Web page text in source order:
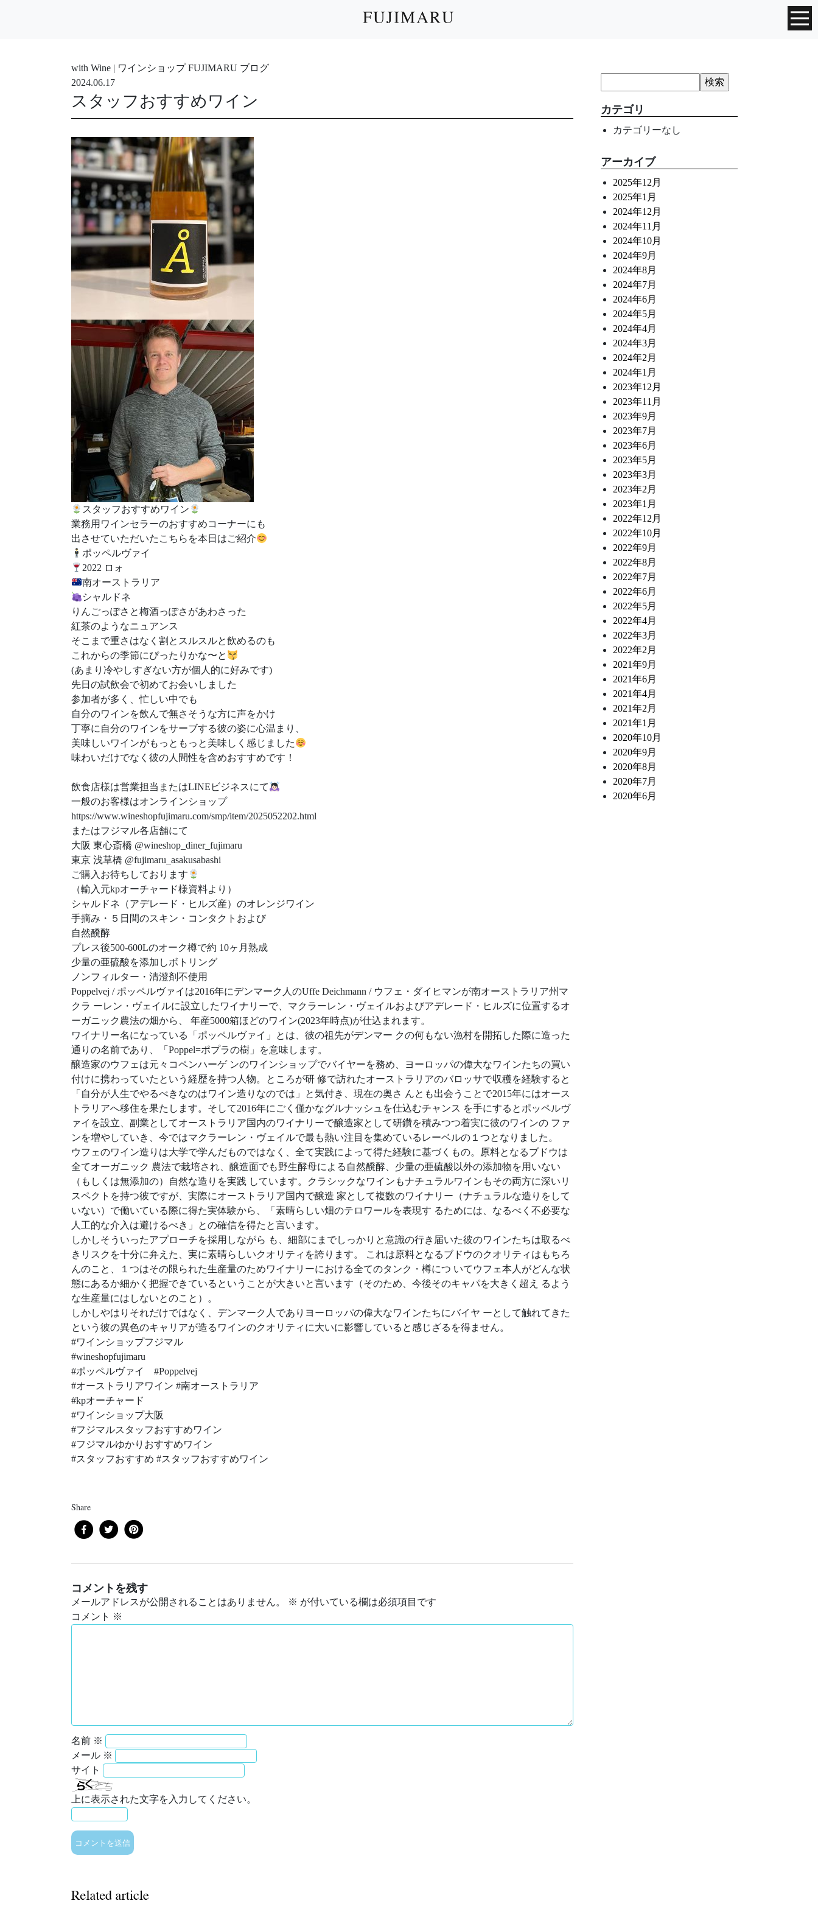
with Wine | ワインショップ FUJIMARU ブログ
2024.06.17
スタッフおすすめワイン
スタッフおすすめワイン
業務用ワインセラーのおすすめコーナーにも
出させていただいたこちらを本日はご紹介
ポッペルヴァイ
2022 ロォ
南オーストラリア
シャルドネ
りんごっぽさと梅酒っぽさがあわさった
紅茶のようなニュアンス
そこまで重さはなく割とスルスルと飲めるのも
これからの季節にぴったりかな〜と
(あまり冷やしすぎない方が個人的に好みです)
先日の試飲会で初めてお会いしました
参加者が多く、忙しい中でも
自分のワインを飲んで無さそうな方に声をかけ
丁寧に自分のワインをサーブする彼の姿に心温まり、
美味しいワインがもっともっと美味しく感じました
味わいだけでなく彼の人間性を含めおすすめです！
飲食店様は営業担当またはLINEビジネスにて
一般のお客様はオンラインショップ
https://www.wineshopfujimaru.com/smp/item/2025052202.html
またはフジマル各店舗にて
大阪 東心斎橋 @wineshop_diner_fujimaru
東京 浅草橋 @fujimaru_asakusabashi
ご購入お待ちしております
（輸入元kpオーチャード様資料より）
シャルドネ（アデレード・ヒルズ産）のオレンジワイン
手摘み・５日間のスキン・コンタクトおよび
自然醗酵
プレス後500-600Lのオーク樽で約 10ヶ月熟成
少量の亜硫酸を添加しボトリング
ノンフィルター・清澄剤不使用
Poppelvej / ポッペルヴァイは2016年にデンマーク人のUffe Deichmann / ウフェ・ダイヒマンが南オーストラリア州マ
クラ ーレン・ヴェイルに設立したワイナリーで、マクラーレン・ヴェイルおよびアデレード・ヒルズに位置するオ
ーガニック農法の畑から、 年産5000箱ほどのワイン(2023年時点)が仕込まれます。
ワイナリー名になっている「ポッペルヴァイ」とは、彼の祖先がデンマー クの何もない漁村を開拓した際に造った
通りの名前であり、「Poppel=ポプラの樹」を意味します。
醸造家のウフェは元々コペンハーゲ ンのワインショップでバイヤーを務め、ヨーロッパの偉大なワインたちの買い
付けに携わっていたという経歴を持つ人物。ところが研 修で訪れたオーストラリアのバロッサで収穫を経験すると
「自分が人生でやるべきなのはワイン造りなのでは」と気付き、現在の奥さ んとも出会うことで2015年にはオース
トラリアへ移住を果たします。そして2016年にごく僅かなグルナッシュを仕込むチャンス を手にするとポッペルヴ
ァイを設立、副業としてオーストラリア国内のワイナリーで醸造家として研鑽を積みつつ着実に彼のワインの ファ
ンを増やしていき、今ではマクラーレン・ヴェイルで最も熱い注目を集めているレーベルの１つとなりました。
ウフェのワイン造りは大学で学んだものではなく、全て実践によって得た経験に基づくもの。原料となるブドウは
全てオーガニック 農法で栽培され、醸造面でも野生酵母による自然醗酵、少量の亜硫酸以外の添加物を用いない
（もしくは無添加の）自然な造りを実践 しています。クラシックなワインもナチュラルワインもその両方に深いリ
スペクトを持つ彼ですが、実際にオーストラリア国内で醸造 家として複数のワイナリー（ナチュラルな造りをして
いない）で働いている際に得た実体験から、「素晴らしい畑のテロワールを表現す るためには、なるべく不必要な
人工的な介入は避けるべき」との確信を得たと言います。
しかしそういったアプローチを採用しながら も、細部にまでしっかりと意識の行き届いた彼のワインたちは取るべ
きリスクを十分に弁えた、実に素晴らしいクオリティを誇ります。 これは原料となるブドウのクオリティはもちろ
んのこと、１つはその限られた生産量のためワイナリーにおける全てのタンク・樽につ いてウフェ本人がどんな状
態にあるか細かく把握できているということが大きいと言います（そのため、今後そのキャパを大きく超え るよう
な生産量にはしないとのこと）。
しかしやはりそれだけではなく、デンマーク人でありヨーロッパの偉大なワインたちにバイヤ ーとして触れてきた
という彼の異色のキャリアが造るワインのクオリティに大いに影響していると感じざるを得ません。
#ワインショップフジマル
#wineshopfujimaru
#ポッペルヴァイ #Poppelvej
#オーストラリアワイン #南オーストラリア
#kpオーチャード
#ワインショップ大阪
#フジマルスタッフおすすめワイン
#フジマルゆかりおすすめワイン
#スタッフおすすめ #スタッフおすすめワイン
Share
コメントを残す
メールアドレスが公開されることはありません。 ※ が付いている欄は必須項目です
コメント ※
名前 ※
メール ※
サイト
上に表示された文字を入力してください。
カテゴリ
カテゴリーなし
アーカイブ
2025年12月
2025年1月
2024年12月
2024年11月
2024年10月
2024年9月
2024年8月
2024年7月
2024年6月
2024年5月
2024年4月
2024年3月
2024年2月
2024年1月
2023年12月
2023年11月
2023年9月
2023年7月
2023年6月
2023年5月
2023年3月
2023年2月
2023年1月
2022年12月
2022年10月
2022年9月
2022年8月
2022年7月
2022年6月
2022年5月
2022年4月
2022年3月
2022年2月
2021年9月
2021年6月
2021年4月
2021年2月
2021年1月
2020年10月
2020年9月
2020年8月
2020年7月
2020年6月